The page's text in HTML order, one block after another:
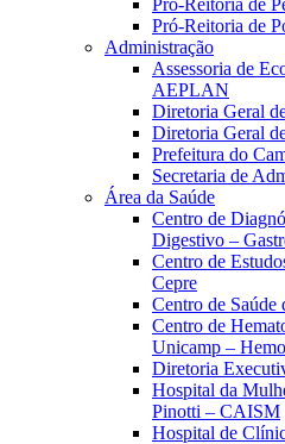
Pró-Reitoria de
Pró-Reitoria de
Administração
Assessoria de
AEPLAN
Diretoria Geral
Diretoria Geral
Prefeitura do
Secretaria de
Área da Saúde
Centro de
Digestivo –
Centro de
Cepre
Centro de Saúde
Centro de
Unicamp –
Diretoria
Hospital da
Pinotti – CAISM
Hospital de